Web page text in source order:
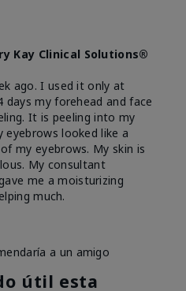
Kay Clinical Solutions®
ago. I used it only at
my forehead and face
It is peeling into my
eyebrows looked like a
my eyebrows. My skin is
My consultant
me a moisturizing
much.
a un amigo
útil esta